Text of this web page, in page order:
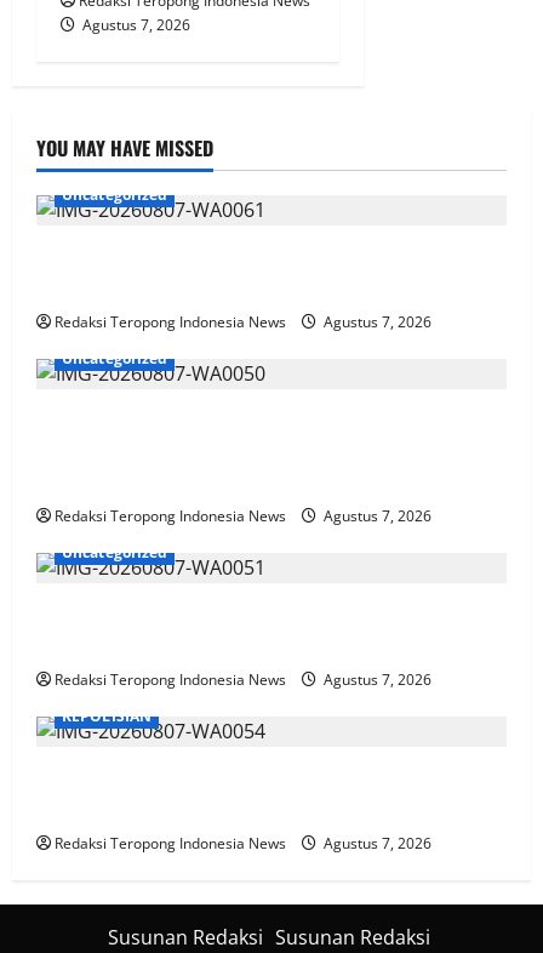
Agustus 7, 2026
YOU MAY HAVE MISSED
Uncategorized
Redaksi Teropong Indonesia News
Agustus 7, 2026
Uncategorized
Redaksi Teropong Indonesia News
Agustus 7, 2026
Uncategorized
Redaksi Teropong Indonesia News
Agustus 7, 2026
KEPOLISIAN
Redaksi Teropong Indonesia News Agustus 7, 2026
Susunan Redaksi Susunan Redaksi